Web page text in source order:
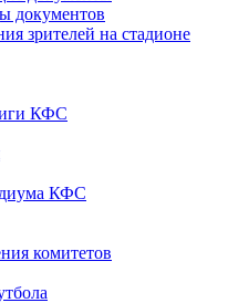
документов
зрителей на стадионе
КФС
КФС
комитетов